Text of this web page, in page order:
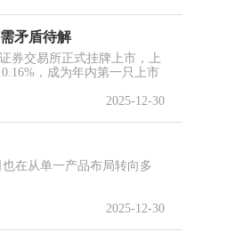
矛盾待解
券交易所正式挂牌上市，上
，成为年内第一只上市
2025-12-30
在从单一产品布局转向多
2025-12-30